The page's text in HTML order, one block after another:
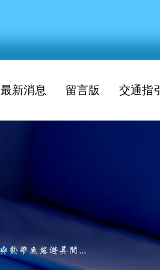
最新消息 留言版 交通指引